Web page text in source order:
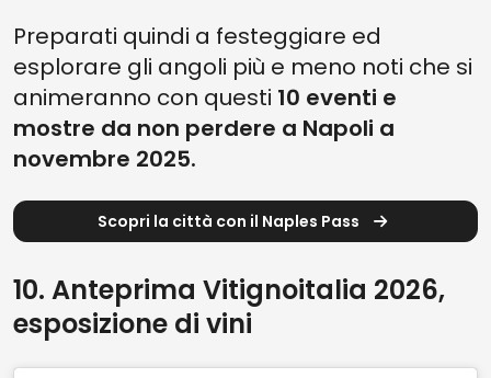
Preparati quindi a festeggiare ed
esplorare gli angoli più e meno noti che si
animeranno con questi 10 eventi e
mostre da non perdere a Napoli a
novembre 2025.
Scopri la città con il Naples Pass
10. Anteprima Vitignoitalia 2026,
esposizione di vini